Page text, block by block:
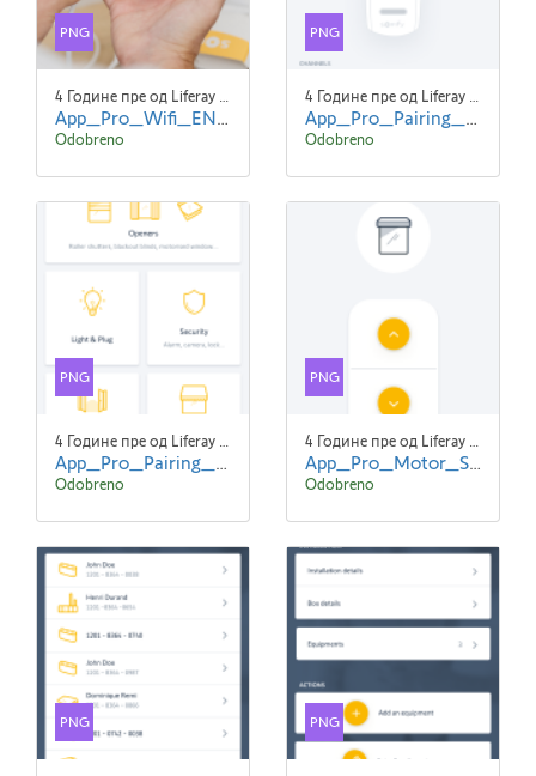
PNG
4 Године пре од Liferay Admin Liferay Admin
App_Pro_Wifi_EN_screen1.png
Odobreno
PNG
4 Године пре од Liferay Admin Liferay Admin
App_Pro_Pairing_Remote_EN_screen3.png
Odobreno
PNG
4 Године пре од Liferay Admin Liferay Admin
App_Pro_Pairing_Expert_EN_screen2.png
Odobreno
PNG
4 Године пре од Liferay Admin Liferay Admin
App_Pro_Motor_Settings_EN_screen2.png
Odobreno
PNG PNG